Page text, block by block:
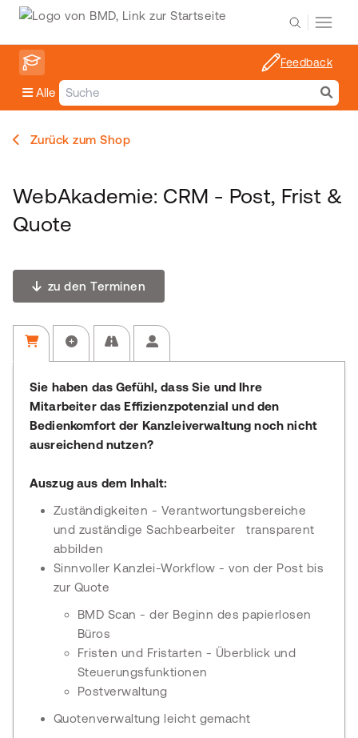
Alle
Feedback
Zurück zum Shop
WebAkademie: CRM - Post, Frist &
Quote
zu den Terminen
Sie haben das Gefühl, dass Sie und Ihre
Mitarbeiter das Effizienzpotenzial und den
Bedienkomfort der Kanzleiverwaltung noch nicht
ausreichend nutzen?
Auszug aus dem Inhalt:
Zuständigkeiten - Verantwortungsbereiche
und zuständige Sachbearbeiter transparent
abbilden
Sinnvoller Kanzlei-Workflow - von der Post bis
zur Quote
BMD Scan - der Beginn des papierlosen
Büros
Fristen und Fristarten - Überblick und
Steuerungsfunktionen
Postverwaltung
Quotenverwaltung leicht gemacht